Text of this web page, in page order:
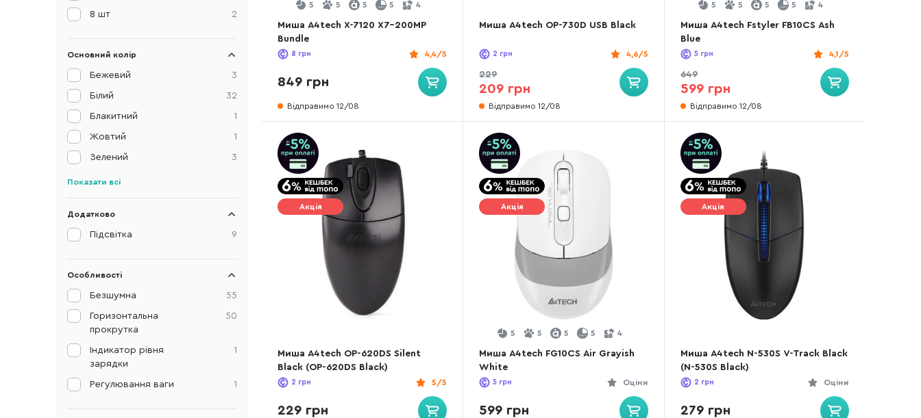
5 5 5 5 4
Миша A4tech X-7120 X7-200MP
Bundle
4,4/5
8 грн
849 грн
Відправимо 12/08
Миша A4tech OP-730D USB Black
4,6/5
2 грн
229
209 грн
Відправимо 12/08
5 5 5 5 4
Миша A4tech Fstyler FB10CS Ash
Blue
4,1/5
5грн
649
599 грн
Відправимо 12/08
Акція
Миша A4tech OP-620DS Silent
Black (OP-620DS Black)
5/5
2 грн
229 грн
Акція
5 5 5 5 4
Миша A4tech FG10CS Air Grayish
White
Оціни
5 грн
599 грн
Акція
Миша A4tech N-530S V-Track Black
(N-530S Black)
Оціни
2 грн
279 грн
2
8 шт
Основний колір
3
Бежевий
32
Білий
1
Блакитний
1
Жовтий
3
Зелений
Показати всі
Додатково
9
Підсвітка
Особливості
55
Безшумна
50
Горизонтальна
прокрутка
1
Індикатор рівня
зарядки
1
Регулювання ваги